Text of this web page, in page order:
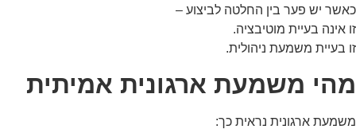
כאשר יש פער בין החלטה לביצוע –
זו אינה בעיית מוטיבציה.
זו בעיית משמעת ניהולית.
מהי משמעת ארגונית אמיתית
משמעת ארגונית נראית כך:
סטטיסטיקות
כדי שנוכל
ומבנהו,
אופן השימוש